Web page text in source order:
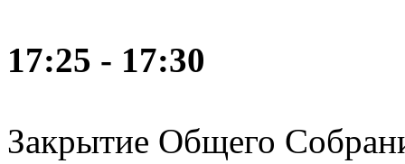
17:25 - 17:30
Закрытие Общего